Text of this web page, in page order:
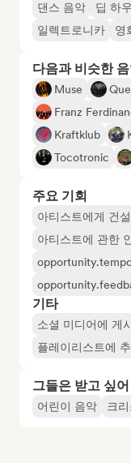
댄스 음악 딥 하
일렉트로니카
영
다음과 비슷한
Muse
Franz
Kraftklub
Tocotronic
주요 기회
아티스트에게 건
아티스트에 관한
기타
소셜 미디어에 게
플레이리스트에
그들은 받고 싶
어린이 음악 크